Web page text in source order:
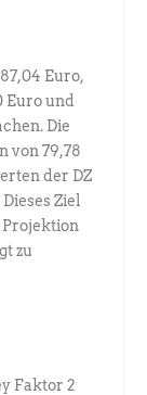
Euro,
Euro und
Die
von 79,78
der DZ
Ziel
zu
Faktor 2